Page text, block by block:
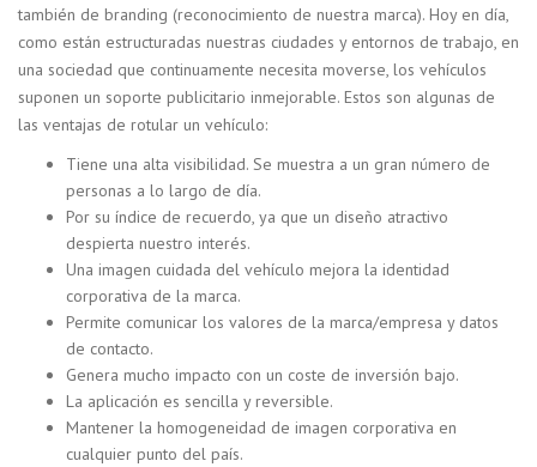
también de branding (reconocimiento de nuestra marca). Hoy en día,
como están estructuradas nuestras ciudades y entornos de trabajo, en
una sociedad que continuamente necesita moverse, los vehículos
suponen un soporte publicitario inmejorable. Estos son algunas de
las ventajas de rotular un vehículo:
Tiene una alta visibilidad. Se muestra a un gran número de
personas a lo largo de día.
Por su índice de recuerdo, ya que un diseño atractivo
despierta nuestro interés.
Una imagen cuidada del vehículo mejora la identidad
corporativa de la marca.
Permite comunicar los valores de la marca/empresa y datos
de contacto.
Genera mucho impacto con un coste de inversión bajo.
La aplicación es sencilla y reversible.
Mantener la homogeneidad de imagen corporativa en
cualquier punto del país.